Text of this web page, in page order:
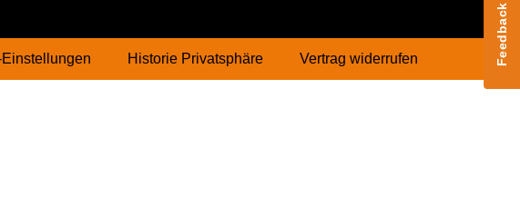
Historie Privatsphäre Vertrag widerrufen Feedback